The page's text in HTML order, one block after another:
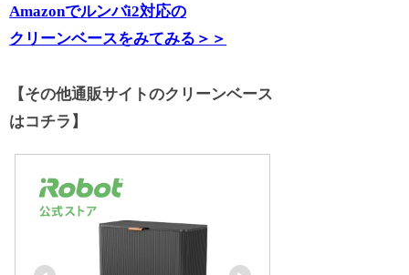
Amazonでルンバi2対応の
クリーンベースをみてみる＞＞
【その他通販サイトのクリーンベース
はコチラ】